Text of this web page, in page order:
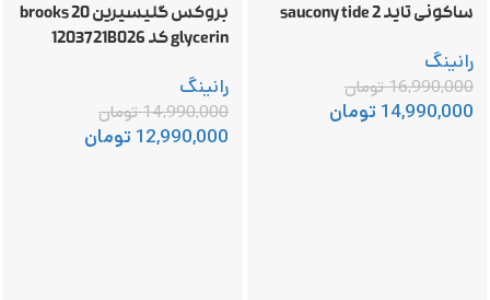
ساکونی تاید 2 saucony tide
رانینگ
16,990,000تومان
14,990,000 تومان
بروکس گلیسیرین 20 brooks
glycerin کد 1203721B026
رانینگ
14,990,000تومان
12,990,000 تومان